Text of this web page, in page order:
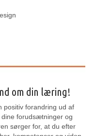
om din læring!
positiv forandring ud af
forudsætninger og
sørger for, at du efter